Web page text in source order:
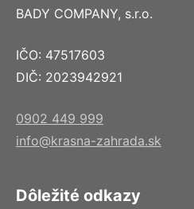
BADY COMPANY, s.r.o.
IČO: 47517603
DIČ: 2023942921
0902 449 999
info@krasna-zahrada.sk
Dôležité odkazy